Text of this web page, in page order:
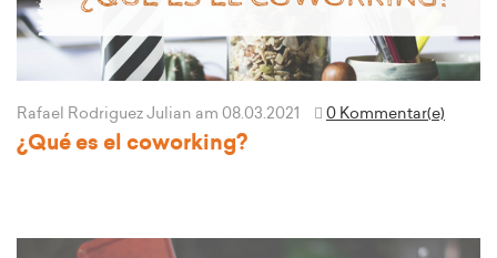
Rafael Rodriguez Julian am 08.03.2021 0 Kommentar(e)
¿Qué es el coworking?